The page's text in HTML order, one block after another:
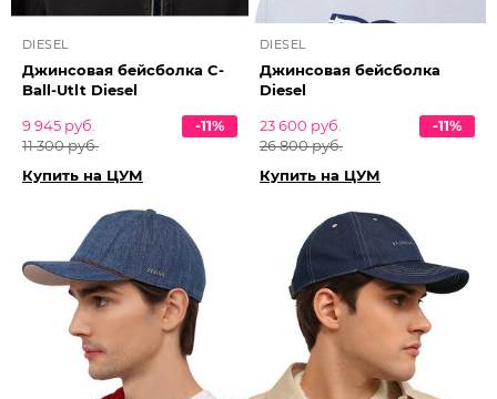
DIESEL
Джинсовая бейсболка C-
Ball-Utlt Diesel
9 945 руб.
11 300 руб.
-11%
Купить на ЦУМ
DIESEL
Джинсовая бейсболка
Diesel
23 600 руб.
26 800 руб.
-11%
Купить на ЦУМ